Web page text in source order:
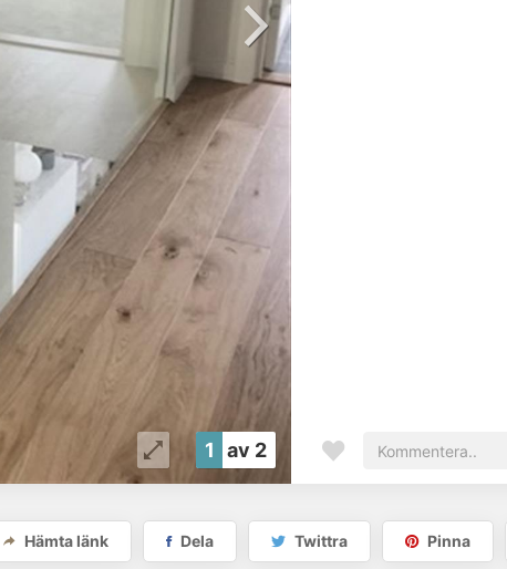
1 av 2
Hämta länk Dela Twittra Pinna